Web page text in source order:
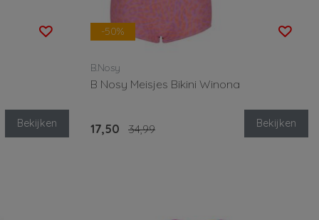
Bekijken
-50%
B.Nosy
B Nosy Meisjes Bikini Winona
17,50 34,99 Bekijken